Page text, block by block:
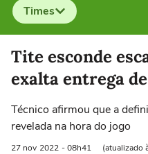
Times
Selecione o time para ver
Tite esconde
exalta entrega
Técnico afirmou que a
revelada na hora do jogo
27 nov 2022 - 08h41 (atualizado